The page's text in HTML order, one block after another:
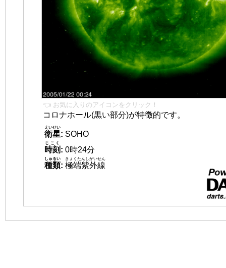
👈 お気に入りのアイコンをクリック！
コロナホール(黒い部分)が特徴的です。
衛星
えいせい
: SOHO
時刻
じこく
: 0時24分
種類
しゅるい
: 極端紫外線
きょくたんしがいせん